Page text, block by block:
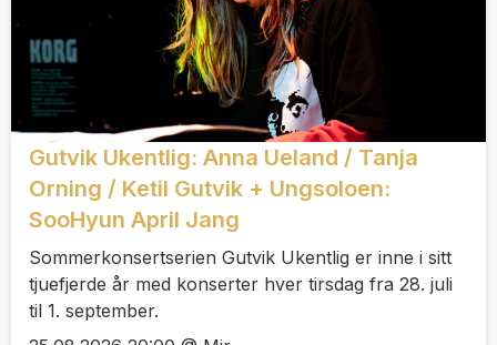
Gutvik Ukentlig: Anna Ueland / Tanja
Orning / Ketil Gutvik + Ungsoloen:
SooHyun April Jang
Sommerkonsertserien Gutvik Ukentlig er inne i sitt
tjuefjerde år med konserter hver tirsdag fra 28. juli
til 1. september.